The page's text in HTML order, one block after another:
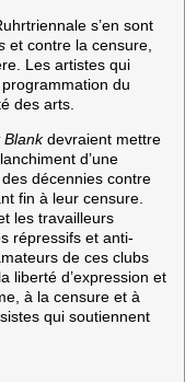
s’en sont
et contre la censure,
Les artistes qui
du
des arts.
Blankdevraient mettre
d’une
décennies contre
fin à leur censure.
les travailleurs
répressifs et anti-
de ces clubs
liberté d’expression et
à la censure et à
qui soutiennent